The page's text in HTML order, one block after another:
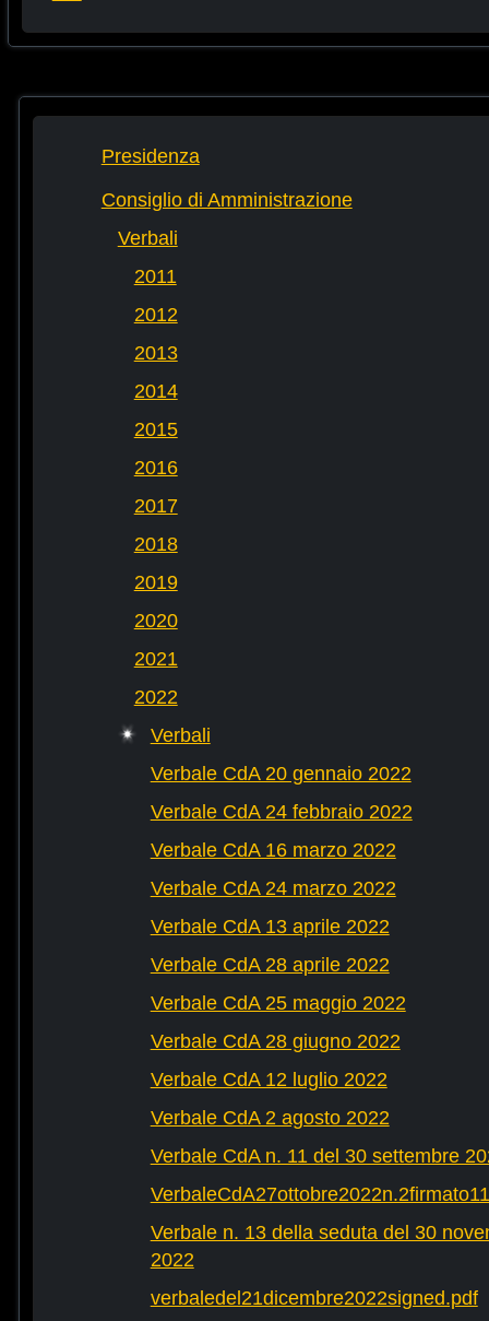
Presidenza
Consiglio di Amministrazione
Verbali
2011
2012
2013
2014
2015
2016
2017
2018
2019
2020
2021
2022
Verbali
Verbale CdA 20 gennaio 2022
Verbale CdA 24 febbraio 2022
Verbale CdA 16 marzo 2022
Verbale CdA 24 marzo 2022
Verbale CdA 13 aprile 2022
Verbale CdA 28 aprile 2022
Verbale CdA 25 maggio 2022
Verbale CdA 28 giugno 2022
Verbale CdA 12 luglio 2022
Verbale CdA 2 agosto 2022
Verbale CdA n. 11 del 30 settembre
Verbale n. 13 della seduta del 30
2022
verbaledel21dicembre2022signed.pdf